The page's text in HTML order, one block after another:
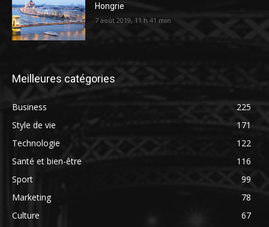
Hongrie
7 août 2019, 11 h 41 min
Meilleures catégories
Business
225
Style de vie
171
Technologie
122
Santé et bien-être
116
Sport
99
Marketing
78
Culture
67